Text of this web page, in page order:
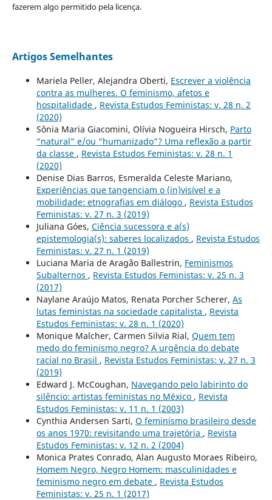
fazerem algo permitido pela licença.
Artigos Semelhantes
Mariela Peller, Alejandra Oberti, Escrever a violência
contra as mulheres. O feminismo, afetos e
hospitalidade , Revista Estudos Feministas: v. 28 n. 2
(2020)
Sônia Maria Giacomini, Olívia Nogueira Hirsch, Parto
“natural” e/ou “humanizado”? Uma reflexão a partir
da classe , Revista Estudos Feministas: v. 28 n. 1
(2020)
Denise Dias Barros, Esmeralda Celeste Mariano,
Experiências que tangenciam o (in)visível e a
mobilidade: etnografias em diálogo , Revista Estudos
Feministas: v. 27 n. 3 (2019)
Juliana Góes, Ciência sucessora e a(s)
epistemologia(s): saberes localizados , Revista Estudos
Feministas: v. 27 n. 1 (2019)
Luciana Maria de Aragão Ballestrin, Feminismos
Subalternos , Revista Estudos Feministas: v. 25 n. 3
(2017)
Naylane Araújo Matos, Renata Porcher Scherer, As
lutas feministas na sociedade capitalista , Revista
Estudos Feministas: v. 28 n. 1 (2020)
Monique Malcher, Carmen Silvia Rial, Quem tem
medo do feminismo negro? A urgência do debate
racial no Brasil , Revista Estudos Feministas: v. 27 n. 3
(2019)
Edward J. McCoughan, Navegando pelo labirinto do
silêncio: artistas feministas no México , Revista
Estudos Feministas: v. 11 n. 1 (2003)
Cynthia Andersen Sarti, O feminismo brasileiro desde
os anos 1970: revisitando uma trajetória , Revista
Estudos Feministas: v. 12 n. 2 (2004)
Monica Prates Conrado, Alan Augusto Moraes Ribeiro,
Homem Negro, Negro Homem: masculinidades e
feminismo negro em debate , Revista Estudos
Feministas: v. 25 n. 1 (2017)